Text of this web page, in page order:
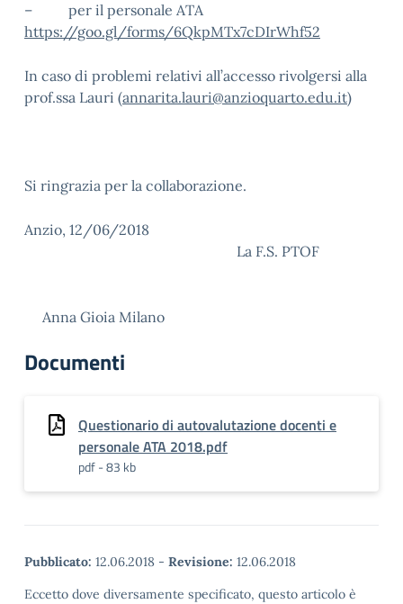
– per il personale ATA
https://goo.gl/forms/6QkpMTx7cDIrWhf52
In caso di problemi relativi all’accesso rivolgersi alla
prof.ssa Lauri (annarita.lauri@anzioquarto.edu.it)
Si ringrazia per la collaborazione.
Anzio, 12/06/2018
La F.S. PTOF
Anna Gioia Milano
Documenti
Questionario di autovalutazione docenti e
personale ATA 2018.pdf
pdf - 83 kb
Pubblicato: 12.06.2018 - Revisione: 12.06.2018
Eccetto dove diversamente specificato, questo articolo è